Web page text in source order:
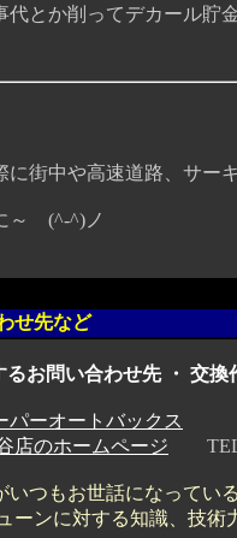
か削ってデカール貯金
中や高速道路、サーキ
(^-^)ノ
せ先など
るお問い合わせ先 ・ 交
パーオートバックス
店のホームページ TEL
つもお世話になってい
ーンに対する知識、技術